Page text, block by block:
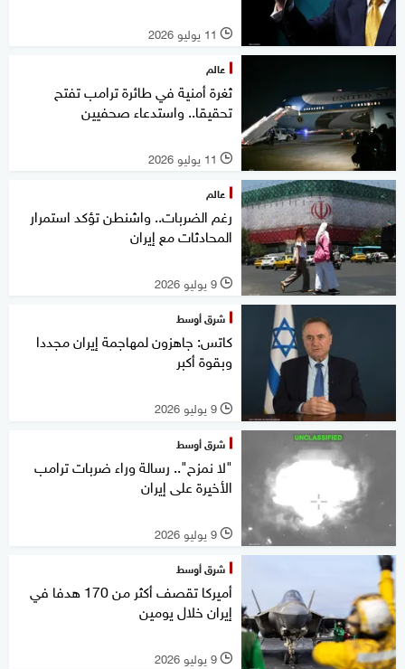
l 11 يوليو 2026
عالم
ثغرة أمنية في طائرة ترامب تفتح
تحقيقا.. واستدعاء صحفيين
l 11 يوليو 2026
عالم
رغم الضربات.. واشنطن تؤكد استمرار
المحادثات مع إيران
l 9 يوليو 2026
شرق أوسط
كاتس: جاهزون لمهاجمة إيران مجددا
وبقوة أكبر
l 9 يوليو 2026
شرق أوسط
"لا نمزح".. رسالة وراء ضربات ترامب
الأخيرة على إيران
l 9 يوليو 2026
شرق أوسط
أميركا تقصف أكثر من 170 هدفا في
إيران خلال يومين
l 9 يوليو 2026